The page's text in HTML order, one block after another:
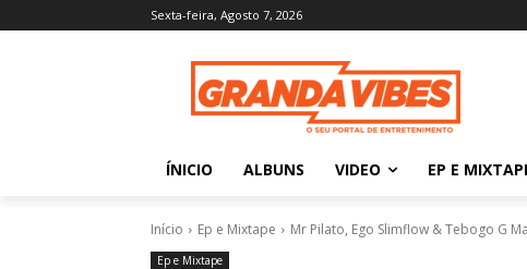
Sexta-feira, Agosto 7, 2026
ÍNICIO ALBUNS VIDEO EP E
Início Ep e Mixtape Mr Pilato, Ego Slimflow & Tebogo G
Ep e Mixtape